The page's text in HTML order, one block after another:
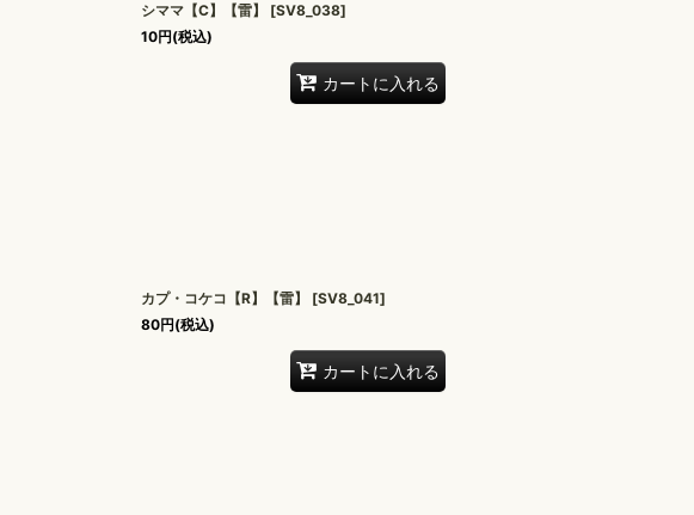
シママ【C】【雷】 [SV8_038]
10円(税込)
カートに入れる
カプ・コケコ【R】【雷】 [SV8_041]
80円(税込)
カートに入れる